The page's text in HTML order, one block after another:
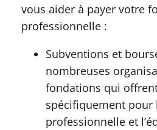
vous aider à payer votre
professionnelle :
Subventions et
nombreuses
fondations qui
spécifiquement
professionnelle et